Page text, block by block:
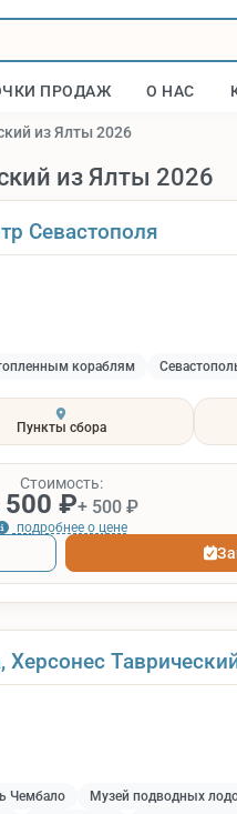
ПРОДАЖ О НАС
из Ялты 2026
из Ялты 2026
Севастополя
кораблям
Пункты сбора
Стоимость:
500 ₽+ 500 ₽
подробнее о цене
Херсонес
Чембало
Музей подводных